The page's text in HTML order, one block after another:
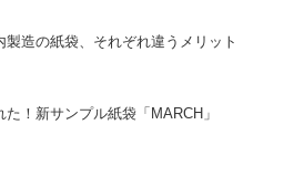
製造の紙袋、それぞれ違うメリット
た！新サンプル紙袋「MARCH」